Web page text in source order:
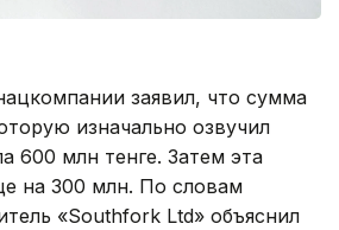
заявил, что сумма
изначально озвучил
600 млн тенге. Затем эта
на 300 млн. По словам
«Southfork Ltd» объяснил